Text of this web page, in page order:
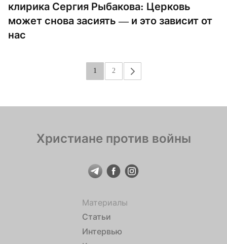
клирика Сергия Рыбакова: Церковь
может снова засиять — и это зависит от
нас
1 2 »
Христиане против войны
Материалы
Статьи
Интервью